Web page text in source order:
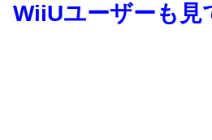
WiiUユーザーも見